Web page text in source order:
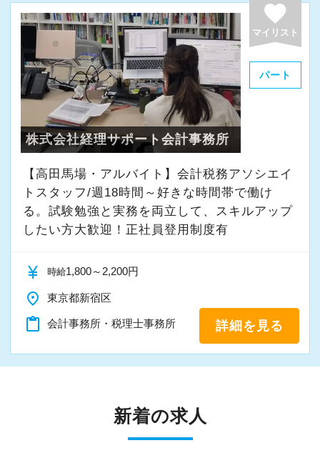
favorite
マイリスト
パート
株式会社経理サポート会計事務所
【高田馬場・アルバイト】会計税務アソシエイ
トスタッフ/週18時間～好きな時間帯で働け
る。試験勉強と実務を両立して、スキルアップ
したい方大歓迎！正社員登用制度有
currency_yen 時給1,800～2,200円
place 東京都新宿区
content_paste 会計事務所・税理士事務所 詳細を見る
新着の求人